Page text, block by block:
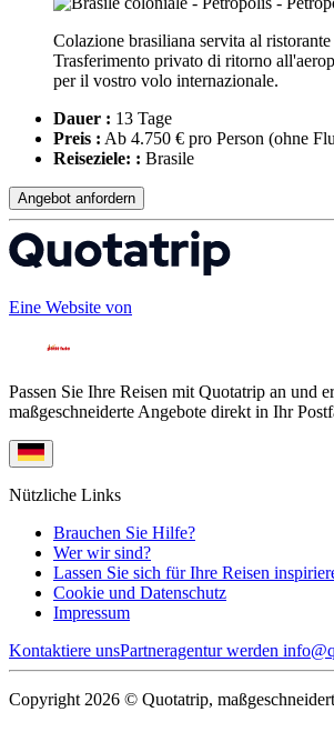
Colazione brasiliana servita al
Trasferimento privato di ritorno
per il vostro volo internazionale.
Dauer : 13 Tage
Preis : Ab 4.750 € pro Person (ohne
Reiseziele: : Brasile
Angebot anfordern
Eine Website von
Passen Sie Ihre Reisen mit Quotatrip an und
maßgeschneiderte Angebote direkt in Ihr
Nützliche Links
Brauchen Sie Hilfe?
Wer wir sind?
Lassen Sie sich für Ihre Reisen
Cookie und Datenschutz
Impressum
Kontaktiere unsPartneragentur werden
Copyright 2026 © Quotatrip,